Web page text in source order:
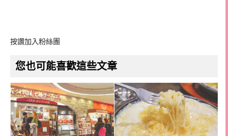
按讚加入粉絲團
您也可能喜歡這些文章